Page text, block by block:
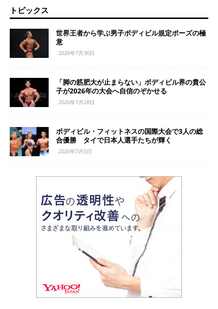
トピックス
世界王者から学ぶ男子ボディビル規定ポーズの極
意
2026年7月30日
「脚の筋肥大が止まらない」ボディビル界の貴公
子が2026年の大会へ自信のぞかせる
2026年7月28日
ボディビル・フィットネスの国際大会で3人の総
合優勝 タイで日本人選手たちが輝く
2026年7月5日